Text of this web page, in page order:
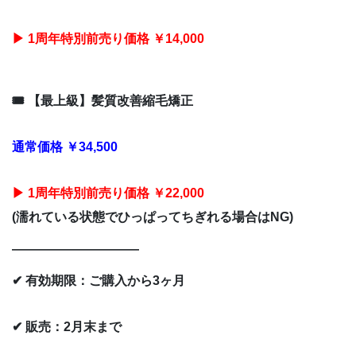
▶ 1周年特別前売り価格 ￥14,000
🎟 【最上級】髪質改善縮毛矯正
通常価格 ￥34,500
▶ 1周年特別前売り価格 ￥22,000
(濡れている状態でひっぱってちぎれる場合はNG)
――――――――――
✔ 有効期限：ご購入から3ヶ月
✔ 販売：2月末まで